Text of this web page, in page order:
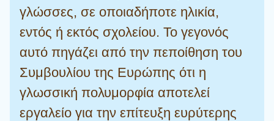
γλώσσες, σε οποιαδήποτε ηλικία,
εντός ή εκτός σχολείου. Το γεγονός
αυτό πηγάζει από την πεποίθηση του
Συμβουλίου της Ευρώπης ότι η
γλωσσική πολυμορφία αποτελεί
εργαλείο για την επίτευξη ευρύτερης